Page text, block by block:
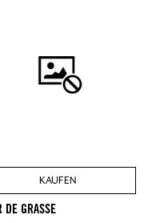
KAUFEN
DE GRASSE